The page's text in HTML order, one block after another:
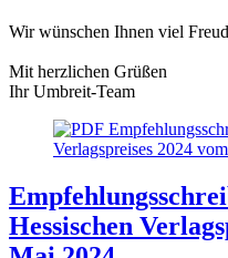
Wir wünschen Ihnen viel
Mit herzlichen Grüßen
Ihr Umbreit-Team
Hessischen